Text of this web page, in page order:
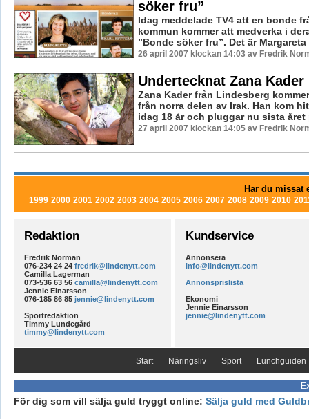
söker fru”
Idag meddelade TV4 att en bonde
kommun kommer att medverka i
”Bonde söker fru”. Det är
26 april 2007 klockan 14:03 av Fredrik
Undertecknat Zana Kader
Zana Kader från Lindesberg
från norra delen av Irak. Han kom
idag 18 år och pluggar nu sista året
27 april 2007 klockan 14:05 av Fredrik
Har du missat
1999 2000 2001 2002 2003 2004 2005 2006 2007 2008 2009 2010
Redaktion
Fredrik Norman
076-234 24 24 fredrik@lindenytt.com
Camilla Lagerman
073-536 63 56 camilla@lindenytt.com
Jennie Einarsson
076-185 86 85 jennie@lindenytt.com
Sportredaktion
Timmy Lundegård
timmy@lindenytt.com
Kundservice
Annonsera
info@lindenytt.com
Annonsprislista
Ekonomi
Jennie Einarsson
jennie@lindenytt.com
Start Näringsliv Sport Lunchguiden
För dig som vill sälja guld tryggt online: Sälja guld med